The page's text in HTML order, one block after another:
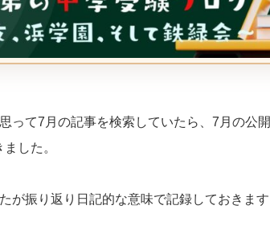
って7月の記事を検索していたら、7月の公
した。
が振り返り日記的な意味で記録しておきま